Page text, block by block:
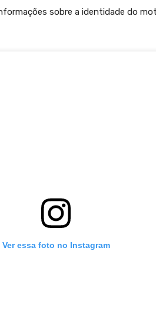
sobre a identidade do
Ver essa foto no Instagram